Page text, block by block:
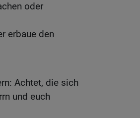
oder
erbaue den
Achtet, die sich
und euch